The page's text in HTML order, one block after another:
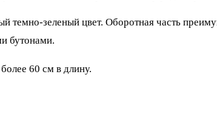
зеленый цвет. Оборотная часть
бутонами.
60 см в длину.